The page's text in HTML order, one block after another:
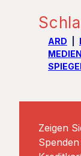
ARD
Zeigen